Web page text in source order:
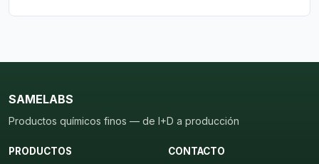
SAMELABS
Productos químicos finos — de I+D a producción
PRODUCTOS CONTACTO